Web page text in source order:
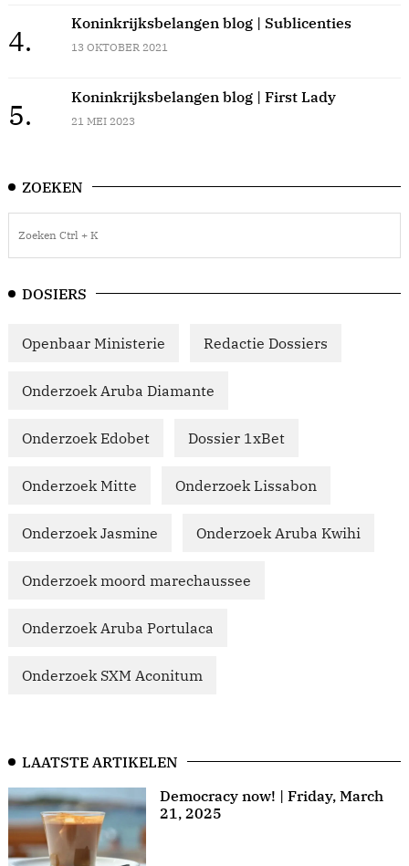
4.
Koninkrijksbelangen blog | Sublicenties
13 OKTOBER 2021
5.
Koninkrijksbelangen blog | First Lady
21 MEI 2023
ZOEKEN
DOSIERS
Openbaar Ministerie Redactie Dossiers
Onderzoek Aruba Diamante
Onderzoek Edobet Dossier 1xBet
Onderzoek Mitte Onderzoek Lissabon
Onderzoek Jasmine Onderzoek Aruba Kwihi
Onderzoek moord marechaussee
Onderzoek Aruba Portulaca
Onderzoek SXM Aconitum
LAATSTE ARTIKELEN
Democracy now! | Friday, March
21, 2025